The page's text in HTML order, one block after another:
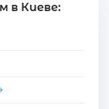
в Киеве: